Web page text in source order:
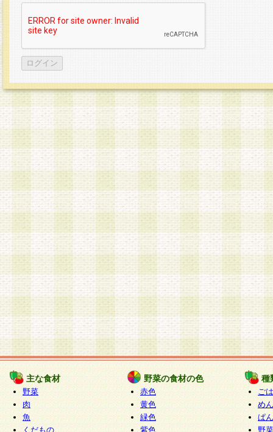
主な食材
野菜
肉
魚
くだもの
野菜の食材の色
赤色
黄色
緑色
紫色
種
ご
めん
ぱん
野